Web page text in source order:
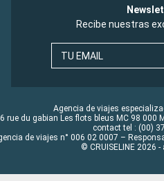
Recibe nuestras
TU EMAIL
Agencia de viajes
rue du gabian Les flots bleus MC 98 000
contact tel : (00)
de viajes n° 006 02 0007 –
© CRUISELINE 2026